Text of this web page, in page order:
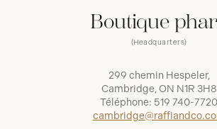
Boutique
(Headquarters)
299 chemin Hespeler,
Cambridge, ON N1R 3H8
Téléphone: 519 740-7720